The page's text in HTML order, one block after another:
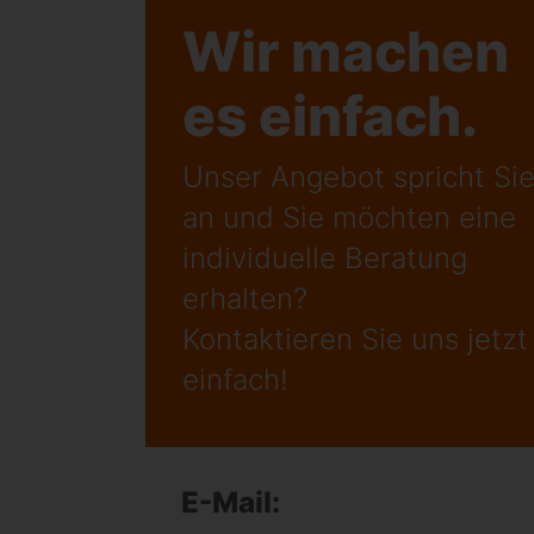
Wir machen
es einfach.
Unser Angebot spricht
an und Sie möchten eine
individuelle Beratung
erhalten?
Kontaktieren Sie uns jetzt
einfach!
E-Mail: